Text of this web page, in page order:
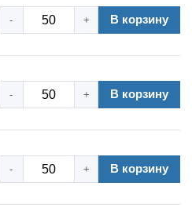
- + В корзину
- + В корзину
- + В корзину